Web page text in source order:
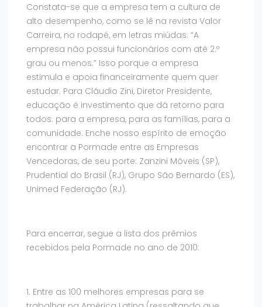
Constata-se que a empresa tem a cultura de
alto desempenho, como se lê na revista Valor
Carreira, no rodapé, em letras miúdas: “A
empresa não possui funcionários com até 2.º
grau ou menos.” Isso porque a empresa
estimula e apoia financeiramente quem quer
estudar. Para Cláudio Zini, Diretor Presidente,
educação é investimento que dá retorno para
todos: para a empresa, para as famílias, para a
comunidade. Enche nosso espírito de emoção
encontrar a Pormade entre as Empresas
Vencedoras, de seu porte: Zanzini Móveis (SP),
Prudential do Brasil (RJ), Grupo São Bernardo (ES),
Unimed Federação (RJ).
Para encerrar, segue a lista dos prêmios
recebidos pela Pormade no ano de 2010:
1. Entre as 100 melhores empresas para se